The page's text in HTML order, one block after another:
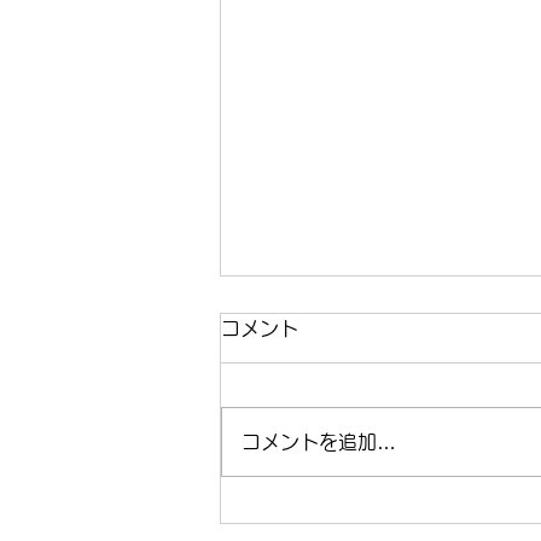
まほらboの2026年8月の予
コメント
コメントを追加…